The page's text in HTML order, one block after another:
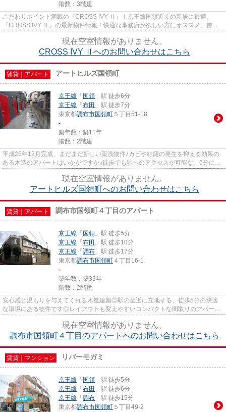
階数：3階建
こだわりポイント満載の『CROSS IVY Ⅱ』！京王線国領近くの新居に最適、
『CROSS IVY Ⅱ』の最新物件情報！快適な事務所が欲しい方にオススメ、使い
現在空室情報がありません。
CROSS IVY Ⅱへのお問い合わせはこちら
賃貸｜アパート アートヒルズ国領町
京王線 「 国領 」駅 徒歩6分
京王線 「 布田 」駅 徒歩7分
東京都調布市国領町 ５丁目51-18
-
築年数：築11年
階数：2階建
平成26年12月完成、まだまだ新しい築浅物件♪カビや結露の発生を抑える効果の
ある木造のアパートはいかがですか♪徒歩でも駅へのアクセスが可能な、6分に立
現在空室情報がありません。
アートヒルズ国領町へのお問い合わせはこちら
賃貸｜アパート 調布市国領町４丁目のアパート
京王線 「 国領 」駅 徒歩5分
京王線 「 布田 」駅 徒歩10分
京王線 「 調布 」駅 徒歩17分
東京都調布市国領町 ４丁目16-1
-
築年数：築33年
階数：2階建
安心感と温もりを与えてくれる木造建築◎駅の至近に立地する、徒歩5分の快適
な環境にある物件です◎レイアウトも変えやすいコンパクトな間取りのアパート
現在空室情報がありません。
調布市国領町４丁目のアパートへのお問い合わせはこちら
賃貸｜マンション リバーモガミ
京王線 「 国領 」駅 徒歩5分
京王線 「 布田 」駅 徒歩6分
京王線 「 調布 」駅 徒歩15分
東京都調布市国領町 ５丁目49-2